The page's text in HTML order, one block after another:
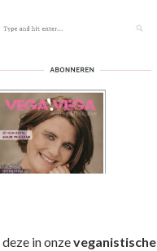
in onzeveganistische